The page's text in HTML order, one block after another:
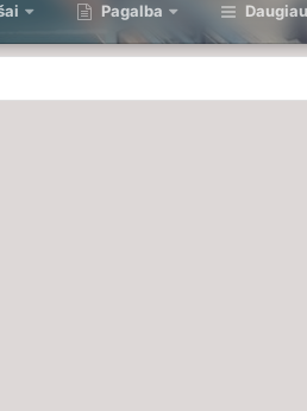
Pagalba Daugiau